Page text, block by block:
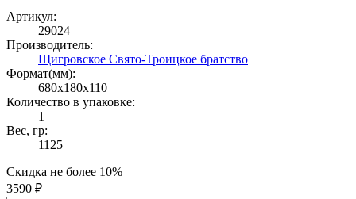
Артикул:
29024
Производитель:
Щигровское Свято-Троицкое братство
Формат(мм):
680x180x110
Количество в упаковке:
1
Вес, гр:
1125
Скидка не более 10%
3590 ₽